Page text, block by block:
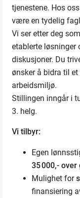
tjenestene. Hos
være en tydelig
Vi ser etter deg
etablerte løsninger
diskusjoner. Du
ønsker å bidra til
arbeidsmiljø.
Stillingen inngår i
3. helg.
Vi tilbyr:
Egen
35 000,-
Mulighet for
finansiering